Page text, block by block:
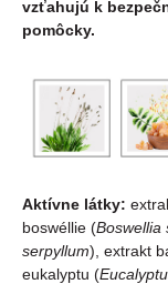
vzťahujú k
pomôcky.
Aktívne látky:
boswéllie (Boswellia
serpyllum), extrakt
eukalyptu (